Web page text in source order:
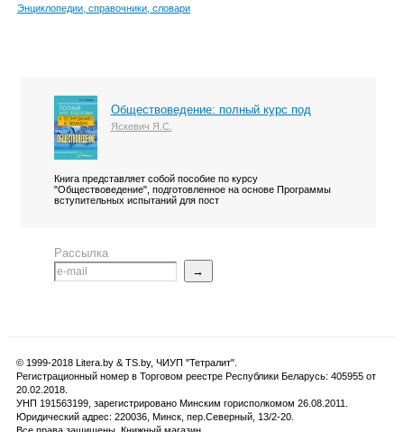
Энциклопедии, справочники, словари
Обществоведение: полный курс под
Яскевич Я.С.
Книга представляет собой пособие по курсу
"Обществоведение", подготовленное на основе Программы
вступительных испытаний для пост
Рассылка
→
© 1999-2018 Litera.by & TS.by, ЧИУП "Тетралит".
Регистрационный номер в Торговом реестре Республики Беларусь: 405955 от
20.02.2018.
УНП 191563199, зарегистрировано Минским горисполкомом 26.08.2011.
Юридический адрес: 220036, Минск, пер.Северный, 13/2-20.